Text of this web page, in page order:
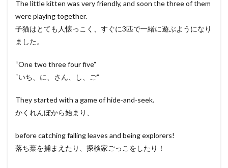
The little kitten was very friendly, and soon the three of them
were playing together.
子猫はとても人懐っこく、すぐに3匹で一緒に遊ぶようになり
ました。
“One two three four five”
“いち、に、さん、し、ご”
They started with a game of hide-and-seek.
かくれんぼから始まり、
before catching falling leaves and being explorers!
落ち葉を捕まえたり、探検家ごっこをしたり！